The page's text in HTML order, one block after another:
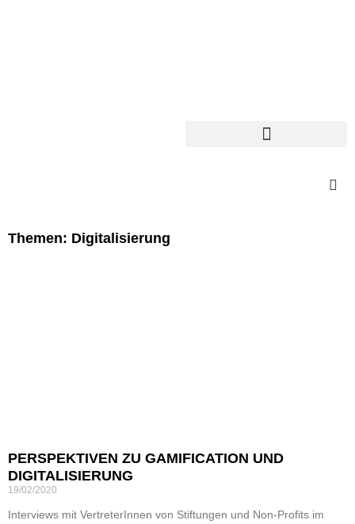
Themen: Digitalisierung
PERSPEKTIVEN ZU GAMIFICATION UND
DIGITALISIERUNG
19/02/2020
Interviews mit VertreterInnen von Stiftungen und Non-Profits im